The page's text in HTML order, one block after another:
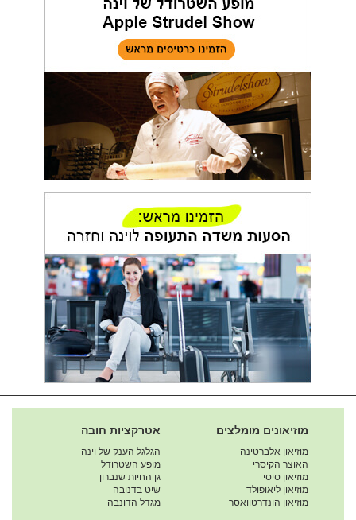
מוזיאונים מומלצים
מוזיאון אלברטינה
האוצר הקיסרי
מוזיאון סיסי
מוזיאון ליאופולד
מוזיאון הונדרטוואסר
אטרקציות חובה
הגלגל הענק של וינה
מופע השטרודל
גן החיות שנברון
שיט בדנובה
מגדל הדונבה